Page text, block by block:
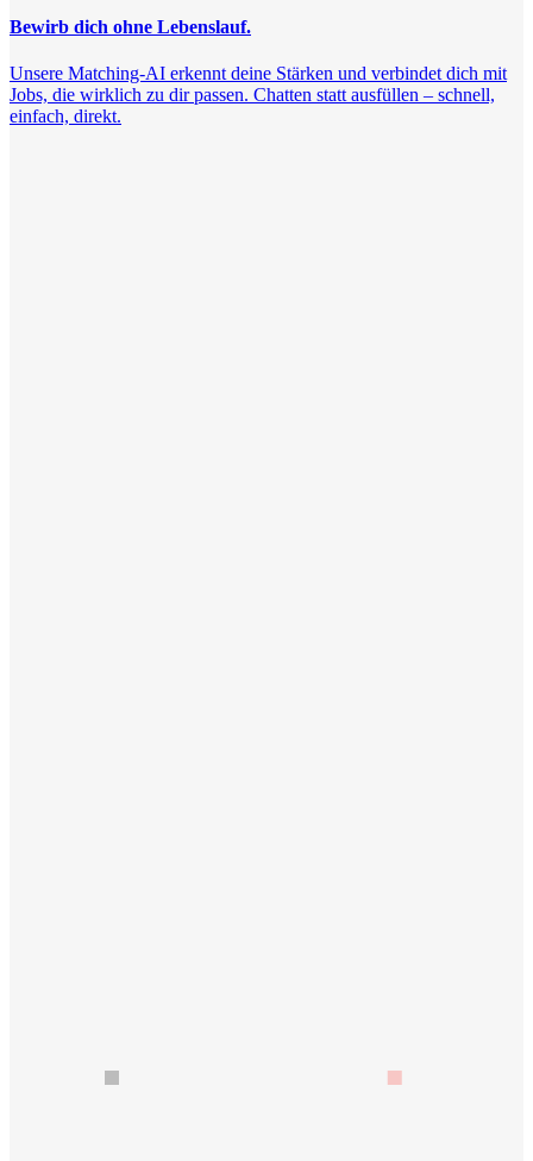
Bewirb dich ohne Lebenslauf.
Unsere Matching-AI erkennt deine Stärken und verbindet dich mit
Jobs, die wirklich zu dir passen. Chatten statt ausfüllen – schnell,
einfach, direkt.